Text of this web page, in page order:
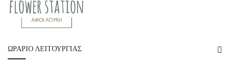
ΩΡΆΡΙΟ ΛΕΙΤΟΥΡΓΊΑΣ